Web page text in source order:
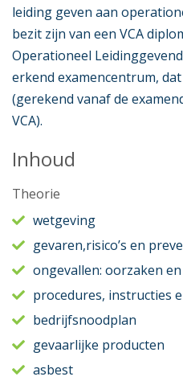
leiding geven aan
bezit zijn van een VCA
Operationeel
erkend examencentrum,
(gerekend vanaf de
VCA).
Inhoud
Theorie
wetgeving
gevaren,risico’s en
ongevallen: oorzaken
procedures, instructies
bedrijfsnoodplan
gevaarlijke producten
asbest